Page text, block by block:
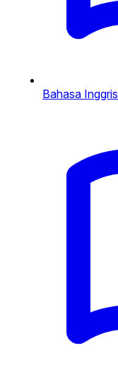
Bahasa Inggris